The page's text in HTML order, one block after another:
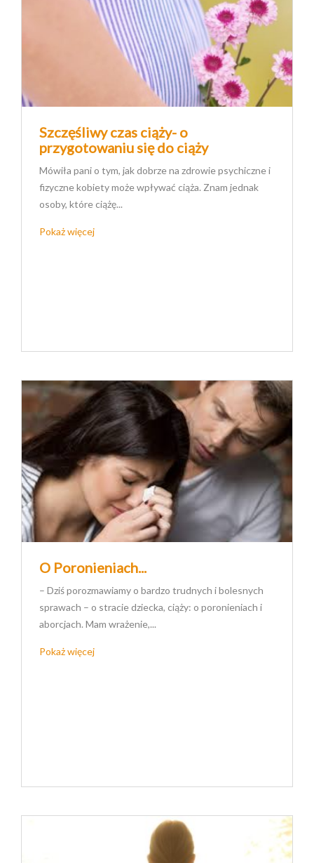
Szczęśliwy czas ciąży- o
przygotowaniu się do ciąży
Mówiła pani o tym, jak dobrze na zdrowie psychiczne i
fizyczne kobiety może wpływać ciąża. Znam jednak
osoby, które ciążę...
Pokaż więcej
O Poronieniach...
– Dziś porozmawiamy o bardzo trudnych i bolesnych
sprawach – o stracie dziecka, ciąży: o poronieniach i
aborcjach. Mam wrażenie,...
Pokaż więcej